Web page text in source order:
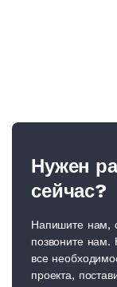
Нужен
сейчас?
Напишите нам,
позвоните нам.
все
проекта,